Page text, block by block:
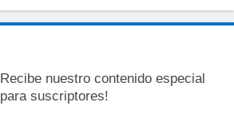
Recibe nuestro contenido especial
para suscriptores!